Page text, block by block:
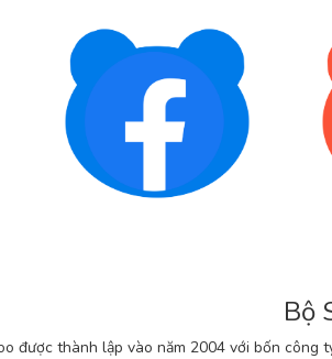
Bộ
được thành lập vào năm 2004 với bốn công